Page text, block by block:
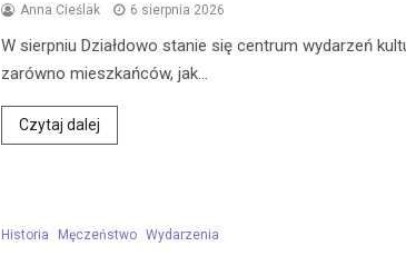
Anna Cieślak 6 sierpnia 2026
W sierpniu Działdowo stanie się centrum wydarzeń
zarówno mieszkańców, jak…
Czytaj dalej
Historia Męczeństwo Wydarzenia